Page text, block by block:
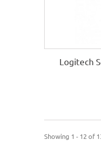
Logitech
Showing 1 - 12 of